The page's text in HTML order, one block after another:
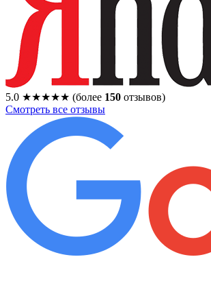
5.0 ★★★★★ (более 150 отзывов)
Смотреть все отзывы